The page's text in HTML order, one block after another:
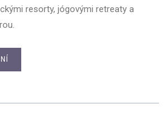
resorty, jógovými retreaty a